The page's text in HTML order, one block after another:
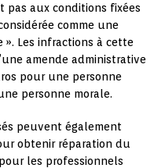
pas aux conditions fixées
comme une
». Les infractions à cette
amende administrative
pour une personne
personne morale.
peuvent également
obtenir réparation du
les professionnels